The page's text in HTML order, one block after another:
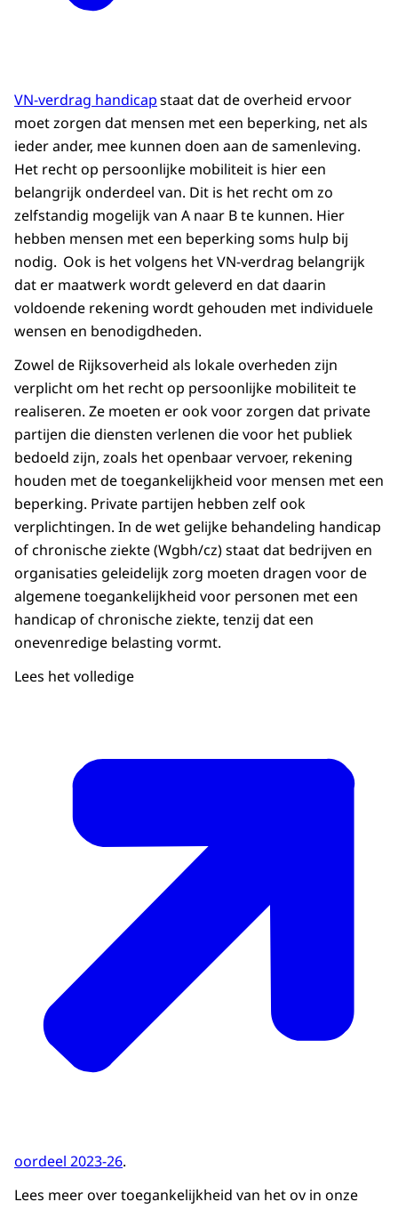
VN-verdrag handicapstaat dat de overheid ervoor
moet zorgen dat mensen met een beperking, net als
ieder ander, mee kunnen doen aan de samenleving.
Het recht op persoonlijke mobiliteit is hier een
belangrijk onderdeel van. Dit is het recht om zo
zelfstandig mogelijk van A naar B te kunnen. Hier
hebben mensen met een beperking soms hulp bij
nodig. Ook is het volgens het VN-verdrag belangrijk
dat er maatwerk wordt geleverd en dat daarin
voldoende rekening wordt gehouden met individuele
wensen en benodigdheden.
Zowel de Rijksoverheid als lokale overheden zijn
verplicht om het recht op persoonlijke mobiliteit te
realiseren. Ze moeten er ook voor zorgen dat private
partijen die diensten verlenen die voor het publiek
bedoeld zijn, zoals het openbaar vervoer, rekening
houden met de toegankelijkheid voor mensen met een
beperking. Private partijen hebben zelf ook
verplichtingen. In de wet gelijke behandeling handicap
of chronische ziekte (Wgbh/cz) staat dat bedrijven en
organisaties geleidelijk zorg moeten dragen voor de
algemene toegankelijkheid voor personen met een
handicap of chronische ziekte, tenzij dat een
onevenredige belasting vormt.
Lees het volledige
oordeel 2023-26.
Lees meer over toegankelijkheid van het ov in onze